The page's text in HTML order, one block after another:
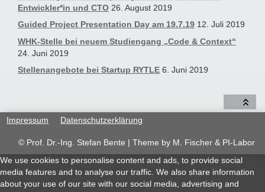
Entwickler*in und CTO 26. August 2019
Guided Project Presentation Day am 19.7.19 12. Juli 2019
WHK-Stelle bei neuem Studiengang „Code & Context“
24. Juni 2019
Stellenangebote bei Startup RYTLE 6. Juni 2019
Impressum Datenschutzerklärung
© Prof. Dr.-Ing. Stefan Bente | Theme by M. Fischer & PI-Labor
We use cookies to personalise content and ads, to provide social
media features and to analyse our traffic. We also share information
about your use of our site with our social media, advertising and